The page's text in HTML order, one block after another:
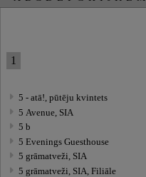
1
5 - atā!, pūtēju kvintets
5 Avenue, SIA
5 b
5 Evenings Guesthouse
5 grāmatveži, SIA
5 grāmatveži, SIA, Filiāle